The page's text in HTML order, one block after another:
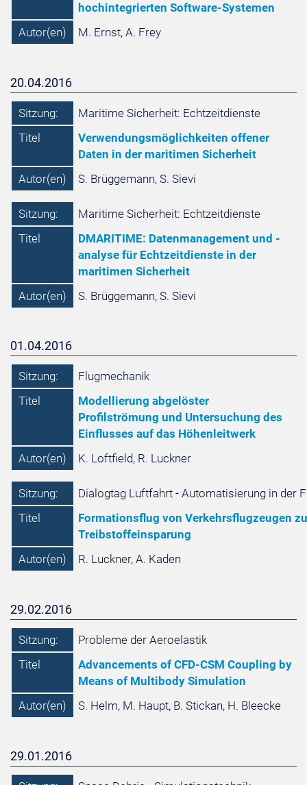
hochintegrierten Software-Systemen
Autor(en)
M. Ernst, A. Frey
20.04.2016
Sitzung:
Maritime Sicherheit: Echtzeitdienste
Titel
Verwendungsmöglichkeiten offener
Daten in der maritimen Sicherheit
Autor(en)
S. Brüggemann, S. Sievi
Sitzung:
Maritime Sicherheit: Echtzeitdienste
Titel
DMARITIME: Datenmanagement und -
analyse für Echtzeitdienste in der
maritimen Sicherheit
Autor(en)
S. Brüggemann, S. Sievi
01.04.2016
Sitzung:
Flugmechanik
Titel
Modellierung abgelöster
Profilströmung und Untersuchung des
Einflusses auf das Höhenleitwerk
Autor(en)
K. Loftfield, R. Luckner
Sitzung:
Dialogtag Luftfahrt - Automatisierung in der
Titel
Formationsflug von Verkehrsflugzeugen
Treibstoffeinsparung
Autor(en)
R. Luckner, A. Kaden
29.02.2016
Sitzung:
Probleme der Aeroelastik
Titel
Advancements of CFD-CSM Coupling by
Means of Multibody Simulation
Autor(en)
S. Helm, M. Haupt, B. Stickan, H. Bleecke
29.01.2016